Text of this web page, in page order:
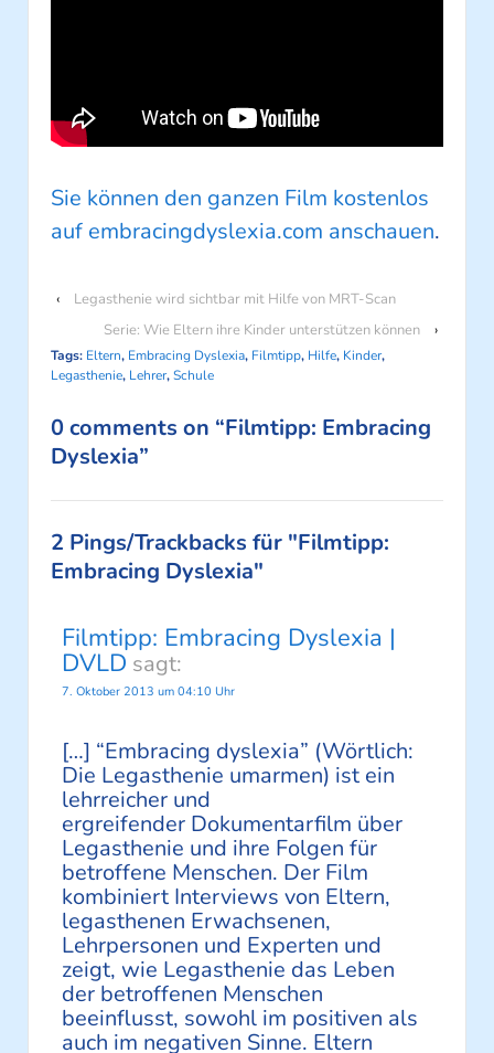
Sie können den ganzen Film kostenlos
auf embracingdyslexia.com anschauen.
‹
Legasthenie wird sichtbar mit Hilfe von MRT-Scan
Serie: Wie Eltern ihre Kinder unterstützen können
›
Tags: Eltern, Embracing Dyslexia, Filmtipp, Hilfe, Kinder,
Legasthenie, Lehrer,Schule
0 comments on “Filmtipp: Embracing
Dyslexia”
2 Pings/Trackbacks für "Filmtipp:
Embracing Dyslexia"
Filmtipp: Embracing Dyslexia |
DVLD sagt:
7. Oktober 2013 um 04:10 Uhr
[…] “Embracing dyslexia” (Wörtlich:
Die Legasthenie umarmen) ist ein
lehrreicher und
ergreifender Dokumentarfilm über
Legasthenie und ihre Folgen für
betroffene Menschen. Der Film
kombiniert Interviews von Eltern,
legasthenen Erwachsenen,
Lehrpersonen und Experten und
zeigt, wie Legasthenie das Leben
der betroffenen Menschen
beeinflusst, sowohl im positiven als
auch im negativen Sinne. Eltern